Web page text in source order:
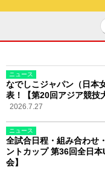
ニュース
なでしこジャパン（日本
表！【第20回アジア競技
2026.7.27
ニュース
全試合日程・組み合わせ
ントカップ 第36回全日
会】